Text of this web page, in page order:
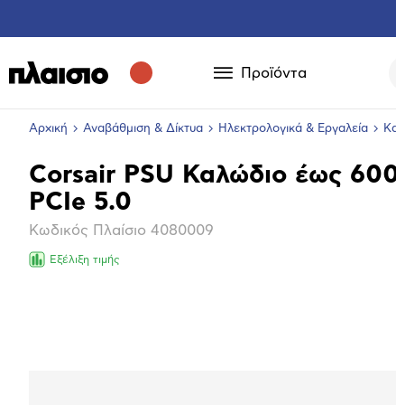
Προϊόντα
Αρχική Αναβάθμιση & Δίκτυα Ηλεκτρολογικά & Εργαλεία
Βασικά
χαρακτηριστικά
Corsair PSU Καλώδιο έως
PCIe 5.0
Κωδικός Πλαίσιο 4080009
Εξέλιξη τιμής